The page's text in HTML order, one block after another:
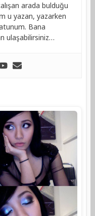
arada bulduğu
u yazan, yazarken
Bana
ulaşabilirsiniz…